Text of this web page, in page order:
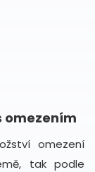
omezením
omezení
tak podle